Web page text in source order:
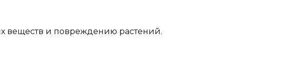
веществ и повреждению растений.